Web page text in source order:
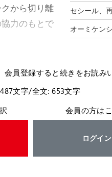
から切り離
力のもとで
員登録すると続きをお読み
文字/全文: 653文字
会員の方は
ログイン